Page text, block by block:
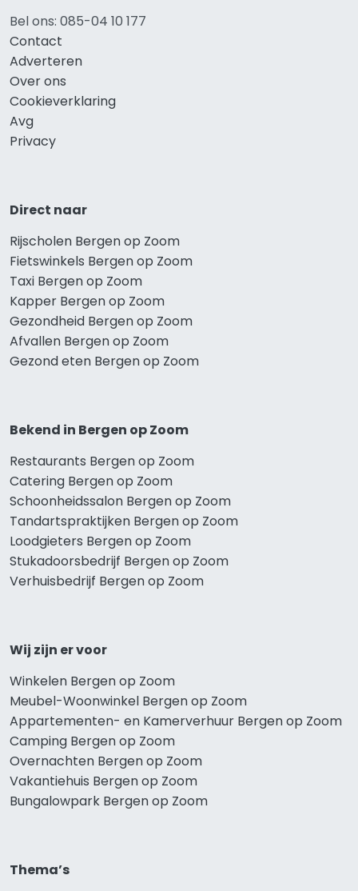
Bel ons: 085-04 10 177
Contact
Adverteren
Over ons
Cookieverklaring
Avg
Privacy
Direct naar
Rijscholen Bergen op Zoom
Fietswinkels Bergen op Zoom
Taxi Bergen op Zoom
Kapper Bergen op Zoom
Gezondheid Bergen op Zoom
Afvallen Bergen op Zoom
Gezond eten Bergen op Zoom
Bekend in Bergen op Zoom
Restaurants Bergen op Zoom
Catering Bergen op Zoom
Schoonheidssalon Bergen op Zoom
Tandartspraktijken Bergen op Zoom
Loodgieters Bergen op Zoom
Stukadoorsbedrijf Bergen op Zoom
Verhuisbedrijf Bergen op Zoom
Wij zijn er voor
Winkelen Bergen op Zoom
Meubel-Woonwinkel Bergen op Zoom
Appartementen- en Kamerverhuur Bergen op Zoom
Camping Bergen op Zoom
Overnachten Bergen op Zoom
Vakantiehuis Bergen op Zoom
Bungalowpark Bergen op Zoom
Thema’s